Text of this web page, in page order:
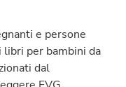
e persone
per bambini da
dal